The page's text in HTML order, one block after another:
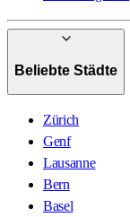
Beliebte Städte
Zürich
Genf
Lausanne
Bern
Basel